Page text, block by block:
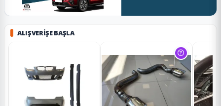
ALIŞVERIŞE BAŞLA